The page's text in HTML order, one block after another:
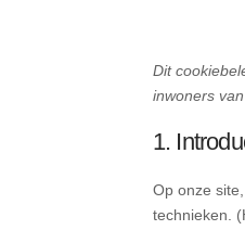
Dit
inwoners
1.
Op onze site,
technieken.